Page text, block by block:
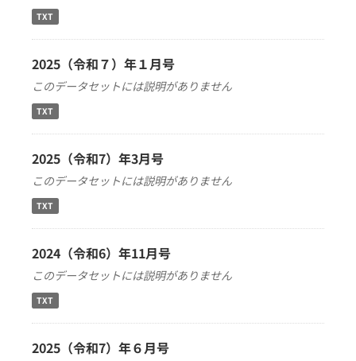
TXT
2025（令和７）年１月号
このデータセットには説明がありません
TXT
2025（令和7）年3月号
このデータセットには説明がありません
TXT
2024（令和6）年11月号
このデータセットには説明がありません
TXT
2025（令和7）年６月号